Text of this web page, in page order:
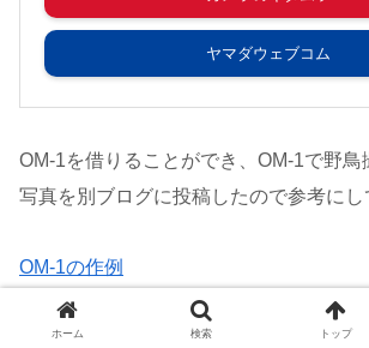
ヤマダウェブコム
OM-1を借りることができ、OM-1で野鳥
写真を別ブログに投稿したので参考にし
OM-1の作例
ホーム 検索 トップ